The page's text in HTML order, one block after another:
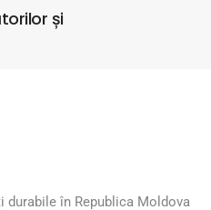
și
în Republica Moldova